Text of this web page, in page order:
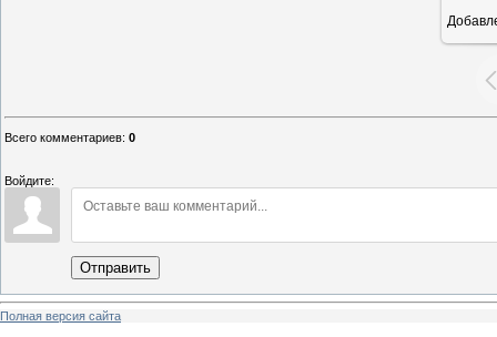
Всего комментариев: 0
Войдите:
Отправить
Полная версия сайта